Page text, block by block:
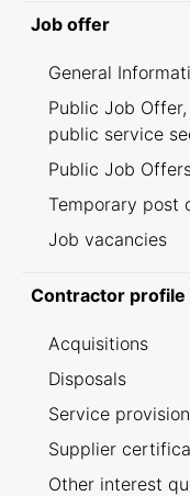
Job offer
General
Public Job
public service
Public Job
Temporary post
Job vacancies
Contractor profile
Acquisitions
Disposals
Service provision
Supplier
Other interest